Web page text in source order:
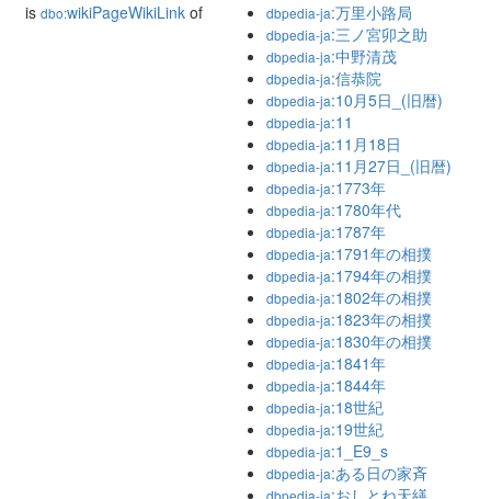
is dbo:wikiPageWikiLink of dbpedia-ja:万里小路局
dbpedia-ja:三ノ宮卯之助
dbpedia-ja:中野清茂
dbpedia-ja:信恭院
dbpedia-ja:10月5日_(旧暦)
dbpedia-ja:11
dbpedia-ja:11月18日
dbpedia-ja:11月27日_(旧暦)
dbpedia-ja:1773年
dbpedia-ja:1780年代
dbpedia-ja:1787年
dbpedia-ja:1791年の相撲
dbpedia-ja:1794年の相撲
dbpedia-ja:1802年の相撲
dbpedia-ja:1823年の相撲
dbpedia-ja:1830年の相撲
dbpedia-ja:1841年
dbpedia-ja:1844年
dbpedia-ja:18世紀
dbpedia-ja:19世紀
dbpedia-ja:1_E9_s
dbpedia-ja:ある日の家斉
dbpedia-ja:おしとね天繕